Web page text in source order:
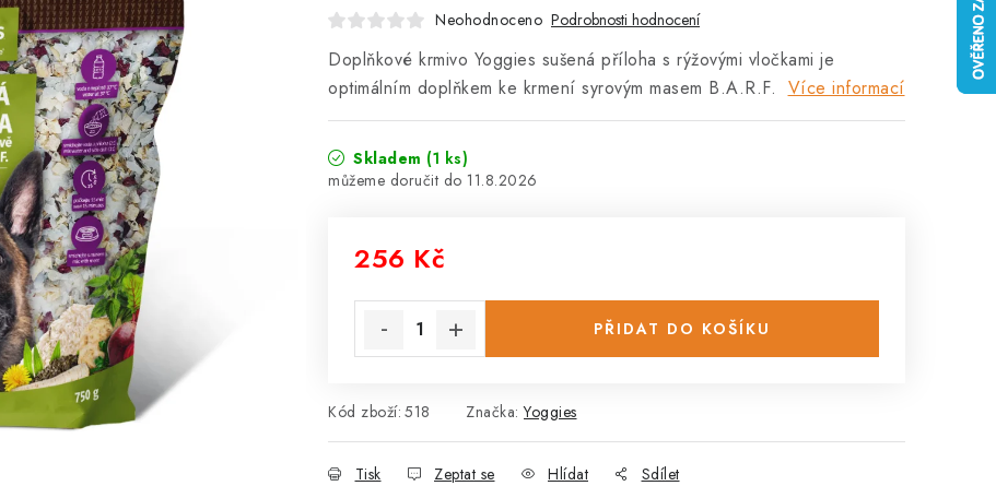
Neohodnoceno Podrobnosti hodnocení
Doplňkové krmivo Yoggies sušená příloha s rýžovými vločkami je
optimálním doplňkem ke krmení syrovým masem B.A.R.F. Více informací
Skladem (1 ks)
11.8.2026
256 Kč
PŘIDAT DO KOŠÍKU
Kód zboží: 518 Značka:Yoggies
Tisk Zeptat se Hlídat Sdílet